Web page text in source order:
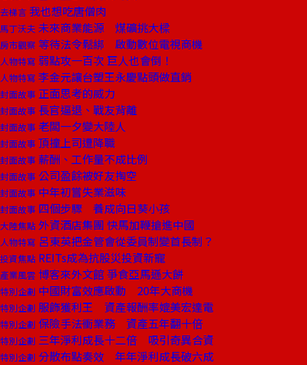
去梯言 我也想吃唐僧肉
馬丁沃夫 未來商業能源 煤礦挑大樑
房市觀察 等待法令鬆綁 啟動數位電視商機
人物特寫 弱點攻一百次 巨人也會倒！
人物特寫 李金元讓台塑王永慶點頭做直銷
封面故事 正面思考的威力
封面故事 長官逼退、戰友背離
封面故事 老闆一夕變大陸人
封面故事 頂撞上司遭降職
封面故事 薪酬、工作量不成比例
封面故事 公司盈餘被好友掏空
封面故事 中年初嘗失業滋味
封面故事 四個步驟 養成向日葵小孩
大陸焦點 外資酒店集團 快馬加鞭搶進中國
人物特寫 呂東英把金管會從委員制變首長制？
投資焦點 REITs成為抗股災投資新寵
產業風雲 博客來外文館 爭食亞馬遜大餅
特別企劃 中國財富效應啟動 20年大商機
特別企劃 服飾獲利王 資產報酬率媲美宏達電
特別企劃 保險手法衝業務 資產五年翻十倍
特別企劃 三年淨利成長十二倍 吸引奇異合資
特別企劃 分散布點奏效 年年淨利成長破六成